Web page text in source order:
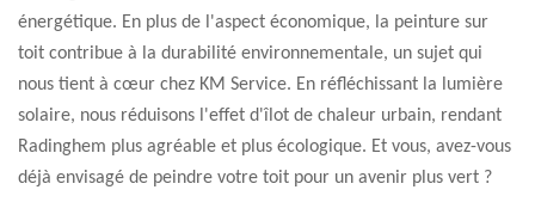
énergétique. En plus de l'aspect économique, la peinture sur
toit contribue à la durabilité environnementale, un sujet qui
nous tient à cœur chez KM Service. En réfléchissant la lumière
solaire, nous réduisons l'effet d'îlot de chaleur urbain, rendant
Radinghem plus agréable et plus écologique. Et vous, avez-vous
déjà envisagé de peindre votre toit pour un avenir plus vert ?